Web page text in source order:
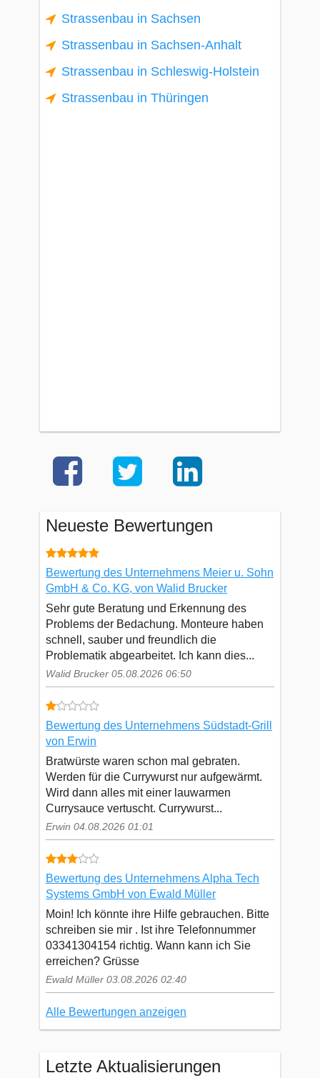
Strassenbau in Sachsen
Strassenbau in Sachsen-Anhalt
Strassenbau in Schleswig-Holstein
Strassenbau in Thüringen
Neueste Bewertungen
Bewertung des Unternehmens Meier u. Sohn
GmbH & Co. KG, von Walid Brucker
Sehr gute Beratung und Erkennung des
Problems der Bedachung. Monteure haben
schnell, sauber und freundlich die
Problematik abgearbeitet. Ich kann dies...
Walid Brucker 05.08.2026 06:50
Bewertung des Unternehmens Südstadt-Grill
von Erwin
Bratwürste waren schon mal gebraten.
Werden für die Currywurst nur aufgewärmt.
Wird dann alles mit einer lauwarmen
Currysauce vertuscht. Currywurst...
Erwin 04.08.2026 01:01
Bewertung des Unternehmens Alpha Tech
Systems GmbH von Ewald Müller
Moin! Ich könnte ihre Hilfe gebrauchen. Bitte
schreiben sie mir . Ist ihre Telefonnummer
03341304154 richtig. Wann kann ich Sie
erreichen? Grüsse
Ewald Müller 03.08.2026 02:40
Alle Bewertungen anzeigen
Letzte Aktualisierungen